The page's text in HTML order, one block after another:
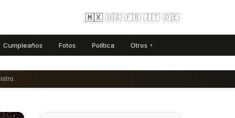
🇲🇽 🇺🇸 🇫🇷 🇮🇹 🇩🇪
Cumpleaños Fotos Política Otros ▾